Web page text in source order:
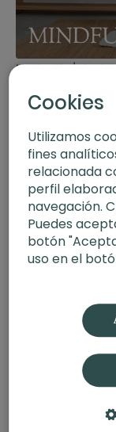
Meditación | Limpia
Cookies
Utilizamos
fines
relacionada
perfil
navegación.
Puedes
botón
uso en el